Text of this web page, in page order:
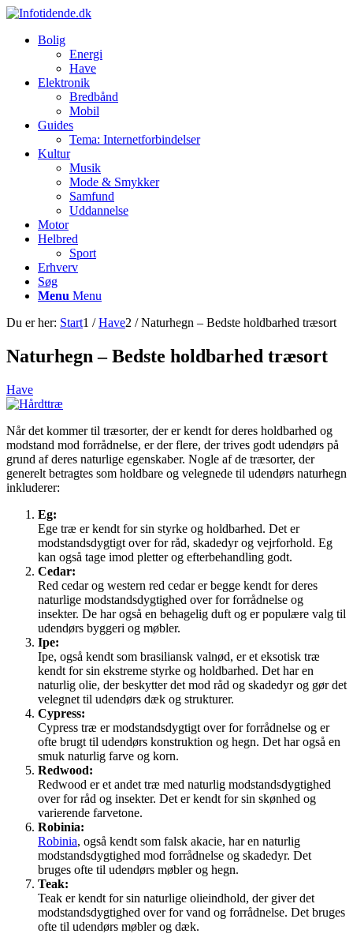
Bolig
Energi
Have
Elektronik
Bredbånd
Mobil
Guides
Tema: Internetforbindelser
Kultur
Musik
Mode & Smykker
Samfund
Uddannelse
Motor
Helbred
Sport
Erhverv
Søg
Menu Menu
Du er her: Start1 / Have2 / Naturhegn – Bedste holdbarhed træsort
Naturhegn – Bedste holdbarhed træsort
Have
Når det kommer til træsorter, der er kendt for deres holdbarhed og
modstand mod forrådnelse, er der flere, der trives godt udendørs på
grund af deres naturlige egenskaber. Nogle af de træsorter, der
generelt betragtes som holdbare og velegnede til udendørs naturhegn
inkluderer:
Eg:
Ege træ er kendt for sin styrke og holdbarhed. Det er
modstandsdygtigt over for råd, skadedyr og vejrforhold. Eg
kan også tage imod pletter og efterbehandling godt.
Cedar:
Red cedar og western red cedar er begge kendt for deres
naturlige modstandsdygtighed over for forrådnelse og
insekter. De har også en behagelig duft og er populære valg til
udendørs byggeri og møbler.
Ipe:
Ipe, også kendt som brasiliansk valnød, er et eksotisk træ
kendt for sin ekstreme styrke og holdbarhed. Det har en
naturlig olie, der beskytter det mod råd og skadedyr og gør det
velegnet til udendørs dæk og strukturer.
Cypress:
Cypress træ er modstandsdygtigt over for forrådnelse og er
ofte brugt til udendørs konstruktion og hegn. Det har også en
smuk naturlig farve og korn.
Redwood:
Redwood er et andet træ med naturlig modstandsdygtighed
over for råd og insekter. Det er kendt for sin skønhed og
varierende farvetone.
Robinia:
Robinia, også kendt som falsk akacie, har en naturlig
modstandsdygtighed mod forrådnelse og skadedyr. Det
bruges ofte til udendørs møbler og hegn.
Teak:
Teak er kendt for sin naturlige olieindhold, der giver det
modstandsdygtighed over for vand og forrådnelse. Det bruges
ofte til udendørs møbler og dæk.